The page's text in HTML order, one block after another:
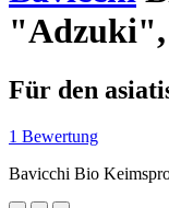
"Adzuki",
Für den
1 Bewertung
Bavicchi Bio